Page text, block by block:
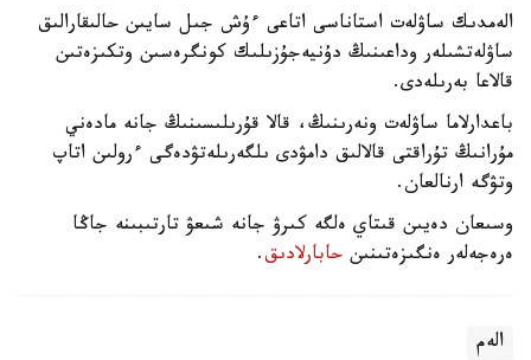
الەمدىك ساۋلەت استاناسى اتاعى ءۇش جىل سايىن حالىقارالىق
ساۋلەتشىلەر وداعىنىڭ دۇنيەجۇزىلىك كونگرەسىن وتكىزەتىن
قالاعا بەرىلەدى.
باعدارلاما ساۋلەت ونەرىنىڭ، قالا قۇرىلىسىنىڭ جانە مادەني
مۇرانىڭ تۇراقتى قالالىق دامۋدى ىلگەرىلەتۋدەگى ءرولىن اتاپ
وتۋگە ارنالعان.
وسىعان دەيىن قىتاي ەلگە كىرۋ جانە شىعۋ تارتىبىنە جاڭا
ەرەجەلەر ەنگىزەتىنىن حابارلادىق.
الەم